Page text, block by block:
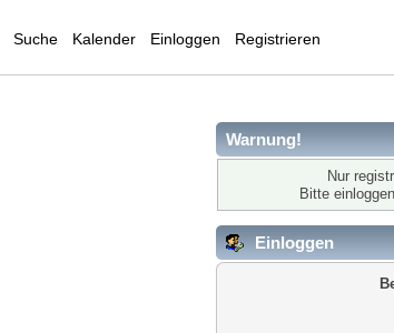
Suche Kalender Einloggen Registrieren
Warnung!
Nur
Bitte
Einloggen